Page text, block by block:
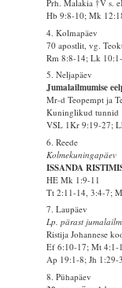
Prh. Malakia †V s.
Hb 9:8-10; Mk
4. Kolmapäev
70 apostlit, vg.
Rm 8:8-14; Lk
5. Neljapäev
Jumalailmumise
Mr-d Teopempt ja
Kuninglikud tunnid
VSL 1Kr 9:19-27;
6. Reede
Kolmekuningapäev
ISSANDA
HE Mk 1:9-11
Tt 2:11-14, 3:4-7;
7. Laupäev
Lp. pärast
Ristija Johannese
Ef 6:10-17; Mt 4:1-
Ap 19:1-8; Jh 1:29-
8. Pühapäev